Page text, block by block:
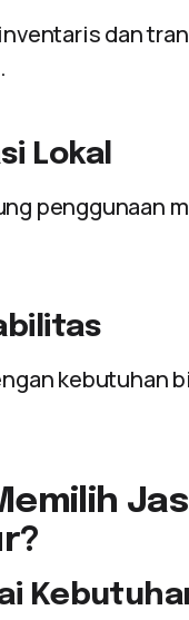
dan
Lokal
penggunaan
kebutuhan